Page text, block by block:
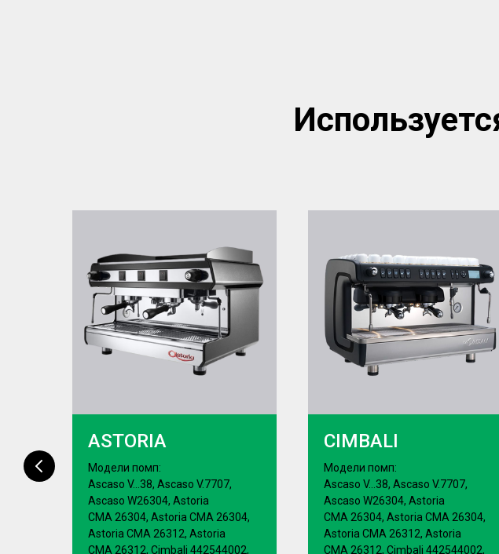
ASTORIA
Модели помп:
Ascaso V...38, Ascaso V.7707,
Ascaso W26304, Astoria
CMA 26304, Astoria CMA 26304,
Astoria CMA 26312, Astoria
CMA 26312, Cimbali 442544002,
CIMBALI
Модели помп:
Ascaso V...38, Ascaso V.7707,
Ascaso W26304, Astoria
CMA 26304, Astoria CMA 26304,
Astoria CMA 26312, Astoria
CMA 26312, Cimbali 442544002,